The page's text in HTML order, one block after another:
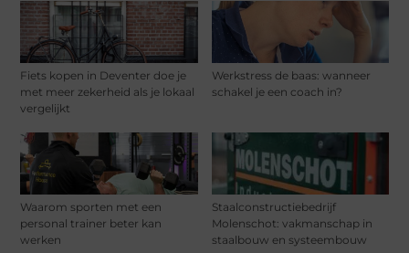
Fiets kopen in Deventer doe je
met meer zekerheid als je lokaal
vergelijkt
Werkstress de baas: wanneer
schakel je een coach in?
Waarom sporten met een
personal trainer beter kan
werken
Staalconstructiebedrijf
Molenschot: vakmanschap in
staalbouw en systeembouw